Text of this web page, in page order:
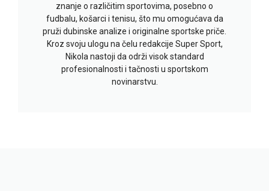
znanje o različitim sportovima, posebno o
fudbalu, košarci i tenisu, što mu omogućava da
pruži dubinske analize i originalne sportske priče.
Kroz svoju ulogu na čelu redakcije Super Sport,
Nikola nastoji da održi visok standard
profesionalnosti i tačnosti u sportskom
novinarstvu.